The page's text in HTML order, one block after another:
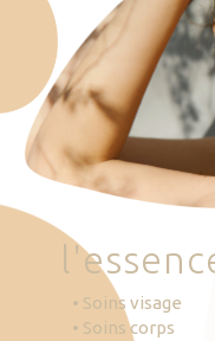
Soins
Je veux faire un bon
Plan d’accès
Prendre RDV
'essenc
• Soins visage
• Soins corps